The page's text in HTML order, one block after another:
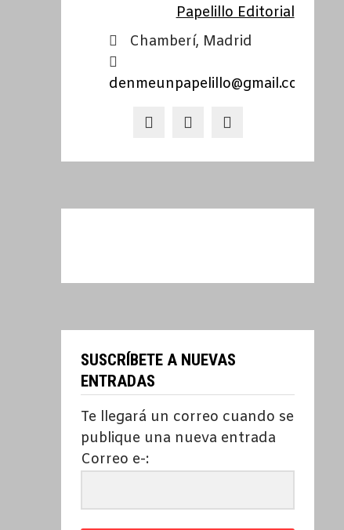
Papelillo Editorial
Chamberí, Madrid
denmeunpapelillo@gmail.com
SUSCRÍBETE A NUEVAS
ENTRADAS
Te llegará un correo cuando se
publique una nueva entrada
Correo e-: